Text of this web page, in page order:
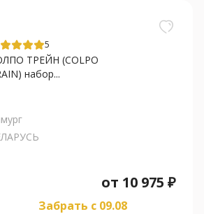
5
ТРЕЙН (COLPO
набор...
от 10 975 ₽
Забрать c 09.08